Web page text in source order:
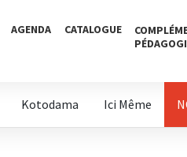
AGENDA CATALOGUE
Kotodama Ici Même